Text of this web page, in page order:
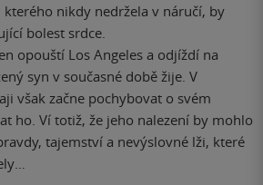
kterého nikdy nedržela v náručí, by
bolest srdce.
opouští Los Angeles a odjíždí na
syn v současné době žije. V
však začne pochybovat o svém
ho. Ví totiž, že jeho nalezení by mohlo
tajemství a nevýslovné lži, které